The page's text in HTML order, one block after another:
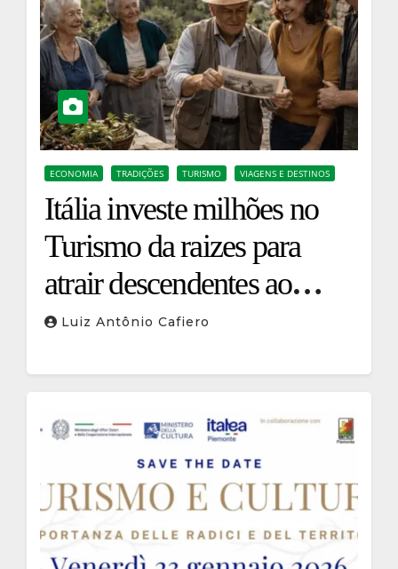
ECONOMIA TRADIÇÕES TURISMO VIAGENS E DESTINOS
Itália investe milhões no
Turismo da raizes para
atrair descendentes ao
interior do país
Luiz Antônio Cafiero